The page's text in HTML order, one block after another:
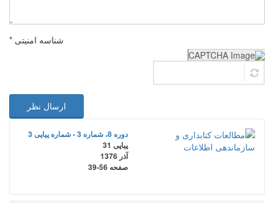
شناسه امنیتی *
ارسال نظر
دوره 8، شماره 3 - شماره پیاپی 3
پیاپی 31
آذر 1376
صفحه 39-56